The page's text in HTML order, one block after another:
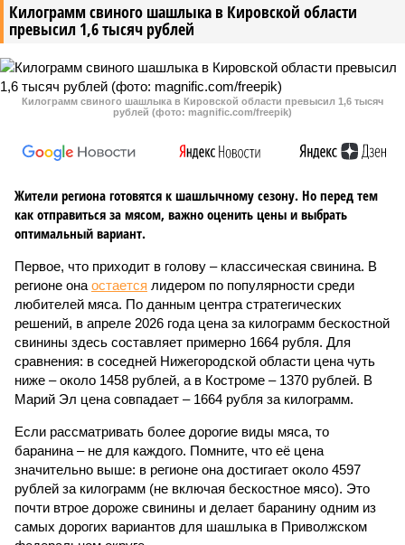
Килограмм свиного шашлыка в Кировской области
превысил 1,6 тысяч рублей
Килограмм свиного шашлыка в Кировской области превысил 1,6 тысяч
рублей (фото: magnific.com/freepik)
Жители региона готовятся к шашлычному сезону. Но перед тем
как отправиться за мясом, важно оценить цены и выбрать
оптимальный вариант.
Первое, что приходит в голову – классическая свинина. В
регионе она остается лидером по популярности среди
любителей мяса. По данным центра стратегических
решений, в апреле 2026 года цена за килограмм бескостной
свинины здесь составляет примерно 1664 рубля. Для
сравнения: в соседней Нижегородской области цена чуть
ниже – около 1458 рублей, а в Костроме – 1370 рублей. В
Марий Эл цена совпадает – 1664 рубля за килограмм.
Если рассматривать более дорогие виды мяса, то
баранина – не для каждого. Помните, что её цена
значительно выше: в регионе она достигает около 4597
рублей за килограмм (не включая бескостное мясо). Это
почти втрое дороже свинины и делает баранину одним из
самых дорогих вариантов для шашлыка в Приволжском